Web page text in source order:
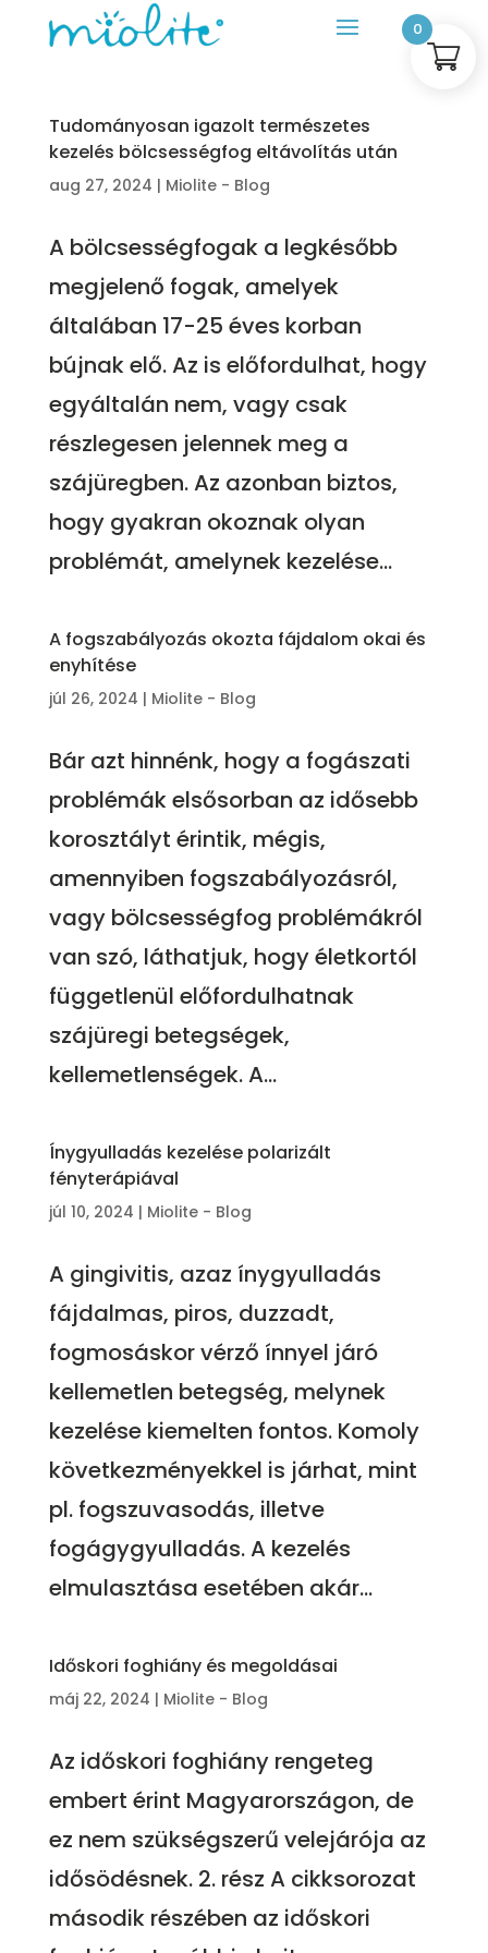
Tudományosan igazolt természetes
kezelés bölcsességfog eltávolítás után
aug 27, 2024 | Miolite - Blog
A bölcsességfogak a legkésőbb
megjelenő fogak, amelyek
általában 17-25 éves korban
bújnak elő. Az is előfordulhat, hogy
egyáltalán nem, vagy csak
részlegesen jelennek meg a
szájüregben. Az azonban biztos,
hogy gyakran okoznak olyan
problémát, amelynek kezelése...
A fogszabályozás okozta fájdalom okai és
enyhítése
júl 26, 2024 | Miolite - Blog
Bár azt hinnénk, hogy a fogászati
problémák elsősorban az idősebb
korosztályt érintik, mégis,
amennyiben fogszabályozásról,
vagy bölcsességfog problémákról
van szó, láthatjuk, hogy életkortól
függetlenül előfordulhatnak
szájüregi betegségek,
kellemetlenségek. A...
Ínygyulladás kezelése polarizált
fényterápiával
júl 10, 2024 | Miolite - Blog
A gingivitis, azaz ínygyulladás
fájdalmas, piros, duzzadt,
fogmosáskor vérző ínnyel járó
kellemetlen betegség, melynek
kezelése kiemelten fontos. Komoly
következményekkel is járhat, mint
pl. fogszuvasodás, illetve
fogágygyulladás. A kezelés
elmulasztása esetében akár...
Időskori foghiány és megoldásai
máj 22, 2024 | Miolite - Blog
Az időskori foghiány rengeteg
embert érint Magyarországon, de
ez nem szükségszerű velejárója az
idősödésnek. 2. rész A cikksorozat
második részében az időskori
0